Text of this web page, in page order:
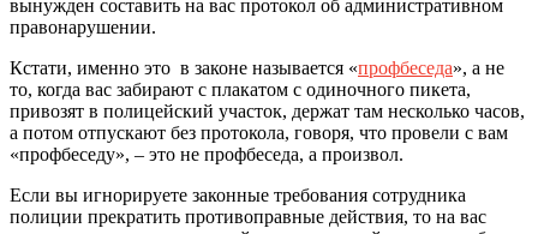
вынужден составить на вас протокол об административном
правонарушении.
Кстати, именно это в законе называется «профбеседа», а не
то, когда вас забирают с плакатом с одиночного пикета,
привозят в полицейский участок, держат там несколько часов,
а потом отпускают без протокола, говоря, что провели с вам
«профбеседу», – это не профбеседа, а произвол.
Если вы игнорируете законные требования сотрудника
полиции прекратить противоправные действия, то на вас